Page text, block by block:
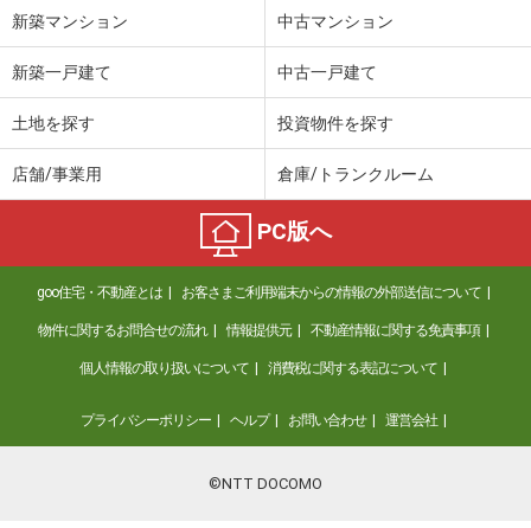
新築マンション 中古マンション
新築一戸建て 中古一戸建て
土地を探す 投資物件を探す
店舗/事業用 倉庫/トランクルーム
PC版へ
goo住宅・不動産とは お客さまご利用端末からの情報の外部送信について
物件に関するお問合せの流れ 情報提供元 不動産情報に関する免責事項
個人情報の取り扱いについて 消費税に関する表記について
プライバシーポリシー ヘルプ お問い合わせ 運営会社
©NTT DOCOMO